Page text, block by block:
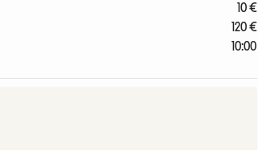
10 €
120 €
10:00